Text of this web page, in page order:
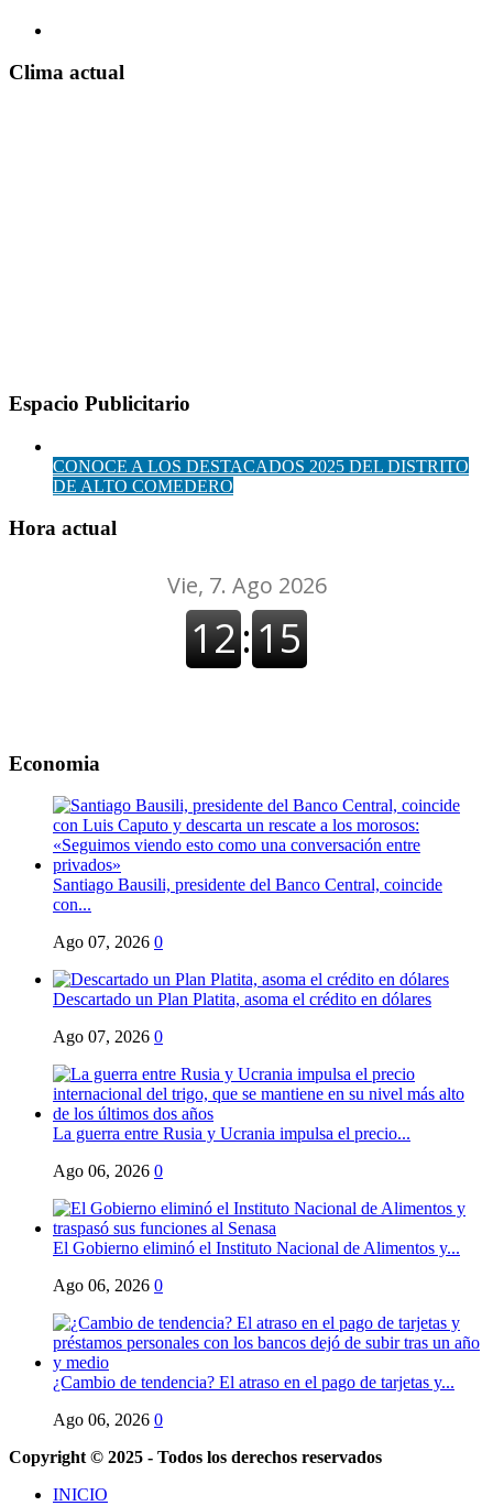
Clima actual
Espacio Publicitario
CONOCE A LOS DESTACADOS 2025 DEL DISTRITO
DE ALTO COMEDERO
Hora actual
Economia
Santiago Bausili, presidente del Banco Central, coincide
con...
Ago 07, 2026 0
Descartado un Plan Platita, asoma el crédito en dólares
Ago 07, 2026 0
La guerra entre Rusia y Ucrania impulsa el precio...
Ago 06, 2026 0
El Gobierno eliminó el Instituto Nacional de Alimentos y...
Ago 06, 2026 0
¿Cambio de tendencia? El atraso en el pago de tarjetas y...
Ago 06, 2026 0
Copyright © 2025 - Todos los derechos reservados
INICIO